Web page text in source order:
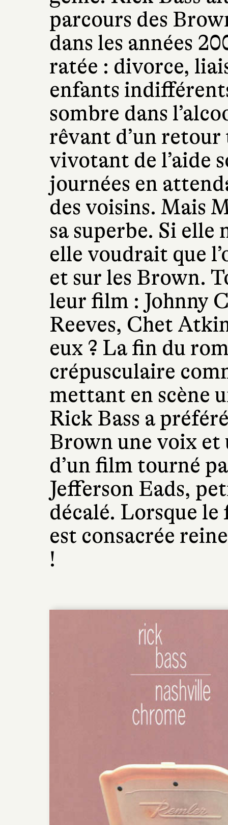
parcours des
dans les années
ratée : divorce,
enfants
sombre dans
rêvant d’un
vivotant de l’aide
journées en
des voisins. Mais
sa superbe. Si elle
elle voudrait que
et sur les Brown.
leur film : Johnny
Reeves, Chet
eux ? La fin du
crépusculaire
mettant en scène
Rick Bass a
Brown une voix et
d’un film tourné
Jefferson Eads,
décalé. Lorsque
est consacrée
!